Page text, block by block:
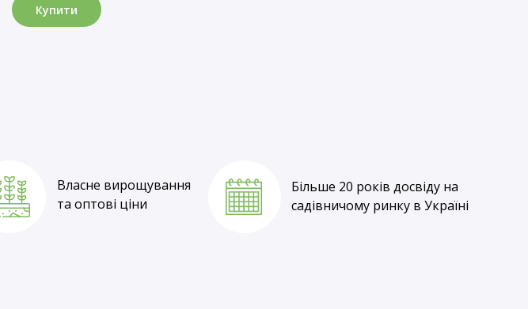
Купити
Власне вирощування
та оптові ціни
Більше 20 років досвіду на
садівничому ринку в Україні